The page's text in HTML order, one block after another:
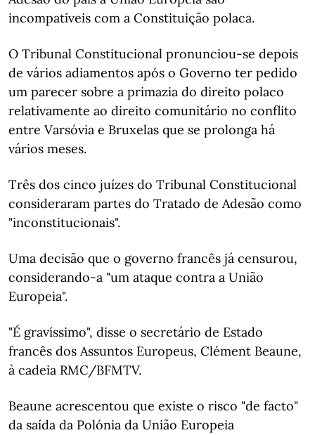
incompatíveis com a Constituição polaca.
O Tribunal Constitucional pronunciou-se depois
de vários adiamentos após o Governo ter pedido
um parecer sobre a primazia do direito polaco
relativamente ao direito comunitário no conflito
entre Varsóvia e Bruxelas que se prolonga há
vários meses.
Três dos cinco juízes do Tribunal Constitucional
consideraram partes do Tratado de Adesão como
"inconstitucionais".
Uma decisão que o governo francês já censurou,
considerando-a "um ataque contra a União
Europeia".
"É gravíssimo", disse o secretário de Estado
francês dos Assuntos Europeus, Clément Beaune,
à cadeia RMC/BFMTV.
Beaune acrescentou que existe o risco "de facto"
da saída da Polónia da União Europeia